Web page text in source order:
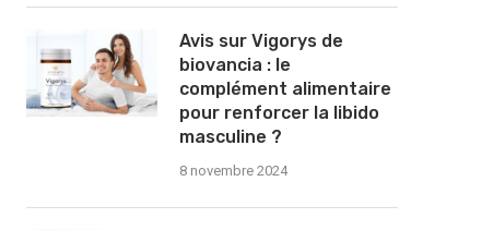
Avis sur Vigorys de
biovancia : le
complément alimentaire
pour renforcer la libido
masculine ?
8 novembre 2024